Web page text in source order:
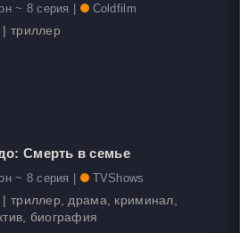
~ 8 серия | Coldfilm
| триллер
Смерть в семье
~ 8 серия | TVShows
| триллер, драма, криминал,
биография